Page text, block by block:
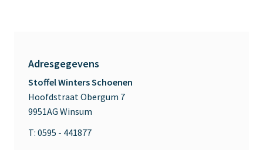
Adresgegevens
Stoffel Winters Schoenen
Hoofdstraat Obergum 7
9951AG Winsum
T: 0595 - 441877